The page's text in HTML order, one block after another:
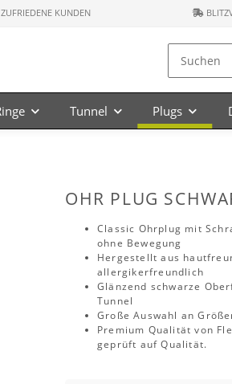
KUNDEN
Tunnel Plugs
OHR PLUG
Classic Ohrplug mit
ohne Bewegung
Hergestellt aus
allergikerfreundlich
Glänzend schwarze
Tunnel
Große Auswahl an
Premium Qualität von
geprüft auf Qualität.